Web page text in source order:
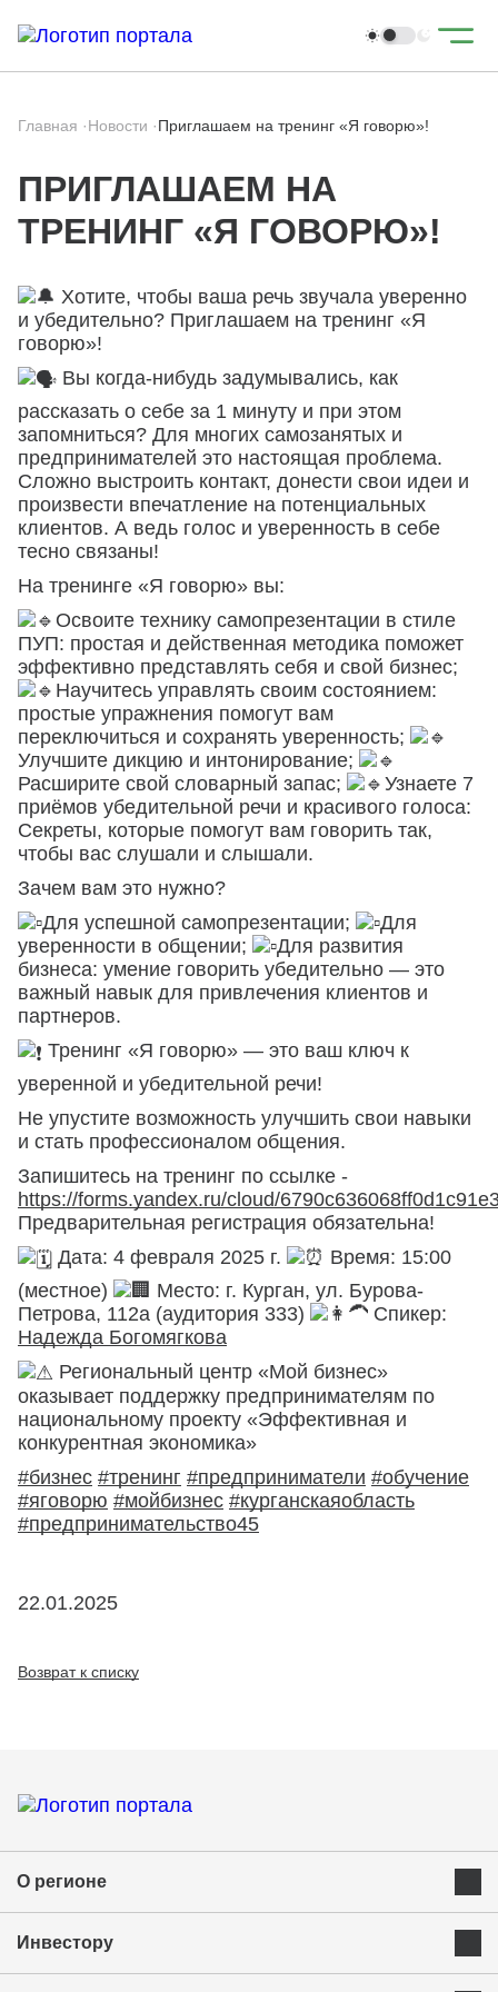
Главная ·Новости ·Приглашаем на тренинг «Я говорю»!
ПРИГЛАШАЕМ НА
ТРЕНИНГ «Я ГОВОРЮ»!
Хотите, чтобы ваша речь звучала уверенно
и убедительно? Приглашаем на тренинг «Я
говорю»!
Вы когда-нибудь задумывались, как
рассказать о себе за 1 минуту и при этом
запомниться? Для многих самозанятых и
предпринимателей это настоящая проблема.
Сложно выстроить контакт, донести свои идеи и
произвести впечатление на потенциальных
клиентов. А ведь голос и уверенность в себе
тесно связаны!
На тренинге «Я говорю» вы:
Освоите технику самопрезентации в стиле
ПУП: простая и действенная методика поможет
эффективно представлять себя и свой бизнес;
Научитесь управлять своим состоянием:
простые упражнения помогут вам
переключиться и сохранять уверенность;
Улучшите дикцию и интонирование;
Расширите свой словарный запас;
Узнаете 7
приёмов убедительной речи и красивого голоса:
Секреты, которые помогут вам говорить так,
чтобы вас слушали и слышали.
Зачем вам это нужно?
Для успешной самопрезентации;
Для
уверенности в общении;
Для развития
бизнеса: умение говорить убедительно — это
важный навык для привлечения клиентов и
партнеров.
Тренинг «Я говорю» — это ваш ключ к
уверенной и убедительной речи!
Не упустите возможность улучшить свои навыки
и стать профессионалом общения.
Запишитесь на тренинг по ссылке -
https://forms.yandex.ru/cloud/
Предварительная регистрация обязательна!
Дата: 4 февраля 2025 г.
Время: 15:00
(местное)
Место: г. Курган, ул. Бурова-
Петрова, 112а (аудитория 333)
Спикер:
Надежда Богомягкова
Региональный центр «Мой бизнес»
оказывает поддержку предпринимателям по
национальному проекту «Эффективная и
конкурентная экономика»
#бизнес #тренинг #предприниматели #обучение
#яговорю #мойбизнес #курганскаяобласть
#предпринимательство45
22.01.2025
Возврат к списку
О регионе
Экономика и ресурсы
Инвестору